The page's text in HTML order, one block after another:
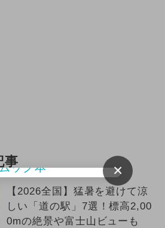
事
【2026全国】猛暑を避けて涼
しい「道の駅」7選！標高2,00
0mの絶景や富士山ビューも
×